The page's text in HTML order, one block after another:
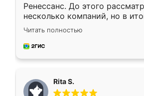
Ренессанс. До этого
несколько компаний, но в
эту. Сначала обговорили
приехал замерщик, всё
и снял размеры. Изготовили в
каких-либо доработок.
Читать полностью
Rita S.